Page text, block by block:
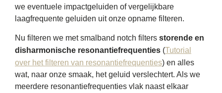
we eventuele impactgeluiden of vergelijkbare
laagfrequente geluiden uit onze opname filteren.
Nu filteren we met smalband notch filters storende en
disharmonische resonantiefrequenties (Tutorial
over het filteren van resonantiefrequenties) en alles
wat, naar onze smaak, het geluid verslechtert. Als we
meerdere resonantiefrequenties vlak naast elkaar